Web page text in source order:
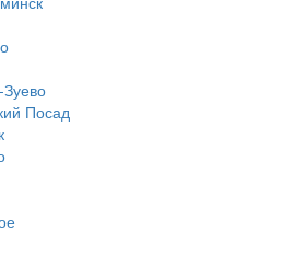
Посад